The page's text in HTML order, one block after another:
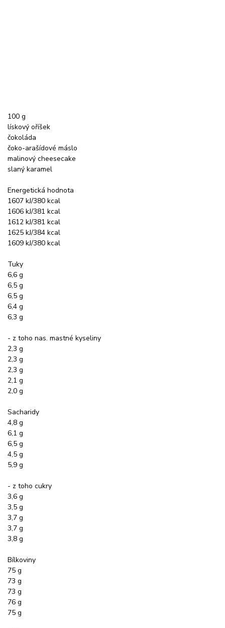
100 g
lískový oříšek
čokoláda
čoko-arašídové máslo
malinový cheesecake
slaný karamel
Energetická hodnota
1607 kJ/380 kcal
1606 kJ/381 kcal
1612 kJ/381 kcal
1625 kJ/384 kcal
1609 kJ/380 kcal
Tuky
6,6 g
6,5 g
6,5 g
6,4 g
6,3 g
- z toho nas. mastné kyseliny
2,3 g
2,3 g
2,3 g
2,1 g
2,0 g
Sacharidy
4,8 g
6,1 g
6,5 g
4,5 g
5,9 g
- z toho cukry
3,6 g
3,5 g
3,7 g
3,7 g
3,8 g
Bílkoviny
75 g
73 g
73 g
76 g
75 g